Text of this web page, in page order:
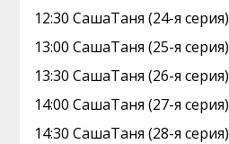
12:30 CaшаТаня (24-я серия)
13:00 CaшаТаня (25-я серия)
13:30 CaшаТаня (26-я серия)
14:00 CaшаТаня (27-я серия)
14:30 CaшаТаня (28-я серия)